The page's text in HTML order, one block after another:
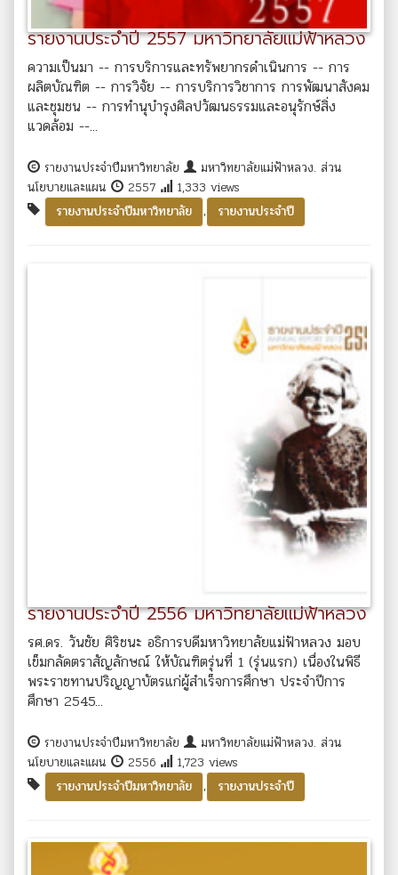
รายงานประจำปี 2557 มหาวิทยาลัยแม่ฟ้าหลวง
ความเป็นมา -- การบริการและทรัพยากรดำเนินการ -- การ
ผลิตบัณฑิต -- การวิจัย -- การบริการวิชาการ การพัฒนาสังคม
และชุมชน -- การทำนุบำรุงศิลปวัฒนธรรมและอนุรักษ์สิ่ง
แวดล้อม --...
รายงานประจำปีมหาวิทยาลัย
มหาวิทยาลัยแม่ฟ้าหลวง. ส่วน
นโยบายและแผน
2557
1,333 views
รายงานประจำปีมหาวิทยาลัย
, รายงานประจำปี
รายงานประจำปี 2556 มหาวิทยาลัยแม่ฟ้าหลวง
รศ.ดร. วันชัย ศิริชนะ อธิการบดีมหาวิทยาลัยแม่ฟ้าหลวง มอบ
เข็มกลัดตราสัญลักษณ์ ให้บัณฑิตรุ่นที่ 1 (รุ่นแรก) เนื่องในพิธี
พระราชทานปริญญาบัตรแก่ผู้สำเร็จการศึกษา ประจำปีการ
ศึกษา 2545...
รายงานประจำปีมหาวิทยาลัย
มหาวิทยาลัยแม่ฟ้าหลวง. ส่วน
นโยบายและแผน
2556
1,723 views
รายงานประจำปีมหาวิทยาลัย
, รายงานประจำปี